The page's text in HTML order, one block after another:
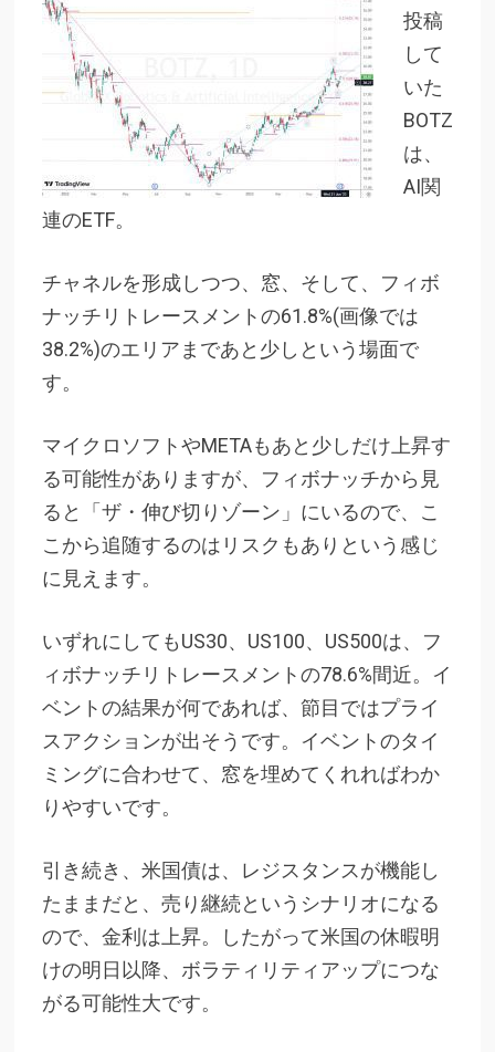
投稿
して
いた
BOTZ
は、
AI関
連のETF。
チャネルを形成しつつ、窓、そして、フィボ
ナッチリトレースメントの61.8%(画像では
38.2%)のエリアまであと少しという場面で
す。
マイクロソフトやMETAもあと少しだけ上昇す
る可能性がありますが、フィボナッチから見
ると「ザ・伸び切りゾーン」にいるので、こ
こから追随するのはリスクもありという感じ
に見えます。
いずれにしてもUS30、US100、US500は、フ
ィボナッチリトレースメントの78.6%間近。イ
ベントの結果が何であれば、節目ではプライ
スアクションが出そうです。イベントのタイ
ミングに合わせて、窓を埋めてくれればわか
りやすいです。
引き続き、米国債は、レジスタンスが機能し
たままだと、売り継続というシナリオになる
ので、金利は上昇。したがって米国の休暇明
けの明日以降、ボラティリティアップにつな
がる可能性大です。